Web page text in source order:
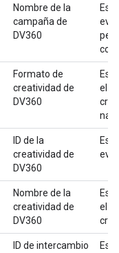
Nombre de la
campaña de
DV360
Es
Formato de
creatividad de
DV360
Es
el
ID de la
creatividad de
DV360
Es
Nombre de la
creatividad de
DV360
Es
el
ID de intercambio
Es